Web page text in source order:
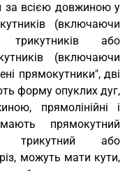
за всією довжиною у
(включаючи
трикутників або
(включаючи
прямокутники", дві
форму опуклих дуг,
прямолінійні і
прямокутний
трикутний або
можуть мати кути,